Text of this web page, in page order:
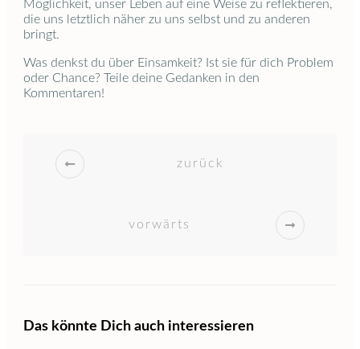
Möglichkeit, unser Leben auf eine Weise zu reflektieren,
die uns letztlich näher zu uns selbst und zu anderen
bringt.
Was denkst du über Einsamkeit? Ist sie für dich Problem
oder Chance? Teile deine Gedanken in den
Kommentaren!
zurück
vorwärts
Das könnte Dich auch interessieren